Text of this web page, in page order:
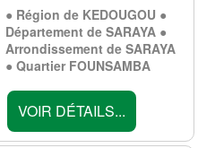
● Région de KEDOUGOU ●
Département de SARAYA ●
Arrondissement de SARAYA
● Quartier FOUNSAMBA
VOIR DÉTAILS...